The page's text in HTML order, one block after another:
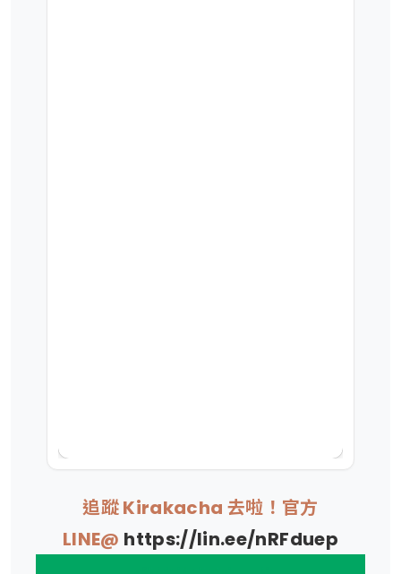
追蹤 Kirakacha 去啦！官方
LINE@ https://lin.ee/nRFduep